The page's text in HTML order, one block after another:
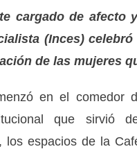
cargado de afecto
(Inces)
de las mujeres
en el comedor
que sirvió
los espacios de la